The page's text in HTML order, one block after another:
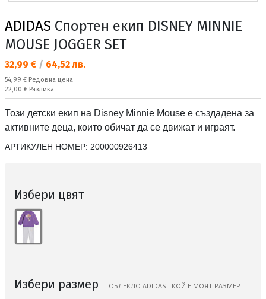
ADIDAS Спортен екип DISNEY MINNIE
MOUSE JOGGER SET
Текуща цена:
32,99 € / 64,52 лв.
Редовна цена:
54,99 € Редовна цена
Спестявате:
22,00 € Разлика
Този детски екип на Disney Minnie Mouse е създадена за
активните деца, които обичат да се движат и играят.
АРТИКУЛЕН НОМЕР: 200000926413
Избери цвят
Избери размер ОБЛЕКЛО ADIDAS - КОЙ Е МОЯТ РАЗМЕР